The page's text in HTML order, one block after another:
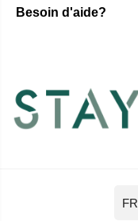
Besoin d'aide?
FR